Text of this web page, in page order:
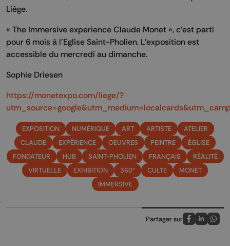
Liège.
« The Immersive experience Claude Monet », c’est parti
pour 6 mois à l’Eglise Saint-Pholien. L’exposition est
accessible du mercredi au dimanche.
Sophie Driesen
https://monetexpo.com/liege/?
EXPOSITION NUMÉRIQUE ART ARTISTE
ATELIER
CLAUDE
EXPÉRIENCE OEUVRES PEINTRE
ÉGLISE
FONDATEUR
HUB SAINT-PHOLIEN FRANÇAIS
RÉALITÉ
VIRTUELLE
EXHIBITION 360° CULTE
MONET
IMMERSIVE
Partager sur
Partagez sur
Partagez